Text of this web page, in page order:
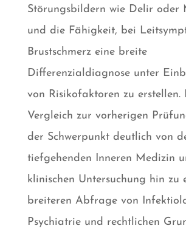
Störungsbildern wie Delir oder
und die Fähigkeit, bei
Brustschmerz eine breite
Differenzialdiagnose unter
von Risikofaktoren zu erstellen.
Vergleich zur vorherigen
der Schwerpunkt deutlich von
tiefgehenden Inneren Medizin
klinischen Untersuchung hin zu
breiteren Abfrage von
Psychiatrie und rechtlichen